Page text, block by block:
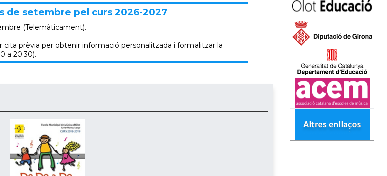
de setembre pel curs 2026-2027
(Telemàticament).
cita prèvia per obtenir informació personalitzada i formalitzar la
a 20.30).